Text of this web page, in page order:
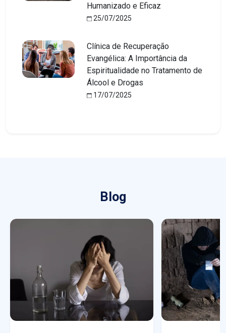
Humanizado e Eficaz
25/07/2025
Clínica de Recuperação
Evangélica: A Importância da
Espiritualidade no Tratamento de
Álcool e Drogas
17/07/2025
Blog